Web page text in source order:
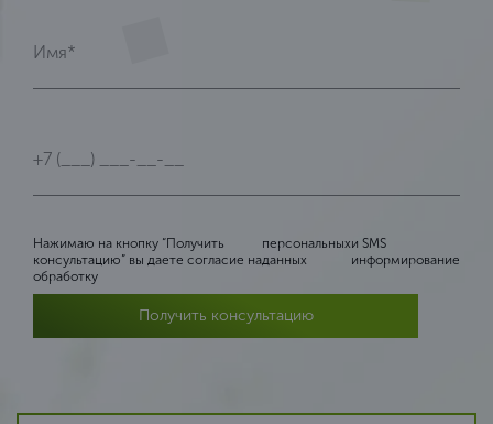
Нажимаю на кнопку “Получить
консультацию” вы даете согласие на
обработку
персональных
данных
и SMS
информирование
Получить консультацию